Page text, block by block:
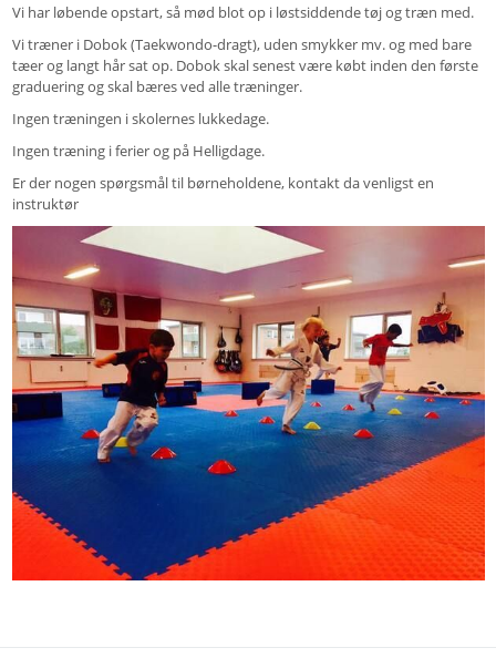
Vi har løbende opstart, så mød blot op i løstsiddende tøj og træn med.
Vi træner i Dobok (Taekwondo-dragt), uden smykker mv. og med bare
tæer og langt hår sat op. Dobok skal senest være købt inden den første
graduering og skal bæres ved alle træninger.
Ingen træningen i skolernes lukkedage.
Ingen træning i ferier og på Helligdage.
Er der nogen spørgsmål til børneholdene, kontakt da venligst en
instruktør